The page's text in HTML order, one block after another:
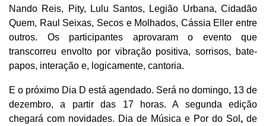
Nando Reis, Pity, Lulu Santos, Legião Urbana, Cidadão
Quem, Raul Seixas, Secos e Molhados, Cássia Eller entre
outros. Os participantes aprovaram o evento que
transcorreu envolto por vibração positiva, sorrisos, bate-
papos, interação e, logicamente, cantoria.
E o próximo Dia D está agendado. Será no domingo, 13 de
dezembro, a partir das 17 horas. A segunda edição
chegará com novidades. Dia de Música e Por do Sol , de